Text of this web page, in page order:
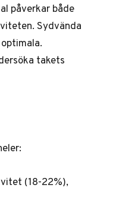
påverkar både
Sydvända
takets
(18-22%),